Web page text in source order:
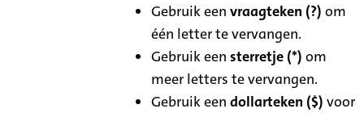
Gebruik eenvraagteken (?) om
één letter te vervangen.
Gebruik eensterretje (*) om
meer letters te vervangen.
Gebruik eendollarteken ($) voor